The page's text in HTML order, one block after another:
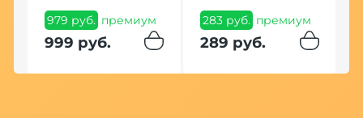
979 руб. премиум
999 руб.
283 руб. премиум
289 руб.